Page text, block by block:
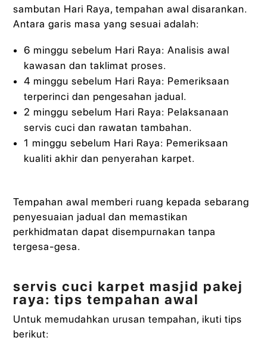
sambutan Hari Raya, tempahan awal disarankan.
Antara garis masa yang sesuai adalah:
6 minggu sebelum Hari Raya: Analisis awal
kawasan dan taklimat proses.
4 minggu sebelum Hari Raya: Pemeriksaan
terperinci dan pengesahan jadual.
2 minggu sebelum Hari Raya: Pelaksanaan
servis cuci dan rawatan tambahan.
1 minggu sebelum Hari Raya: Pemeriksaan
kualiti akhir dan penyerahan karpet.
Tempahan awal memberi ruang kepada sebarang
penyesuaian jadual dan memastikan
perkhidmatan dapat disempurnakan tanpa
tergesa-gesa.
servis cuci karpet masjid pakej
raya: tips tempahan awal
Untuk memudahkan urusan tempahan, ikuti tips
berikut: